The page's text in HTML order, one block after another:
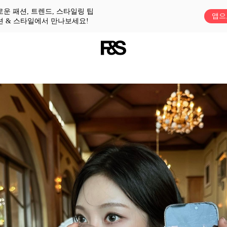
운 패션, 트렌드, 스타일링 팁
& 스타일에서 만나보세요!
앱